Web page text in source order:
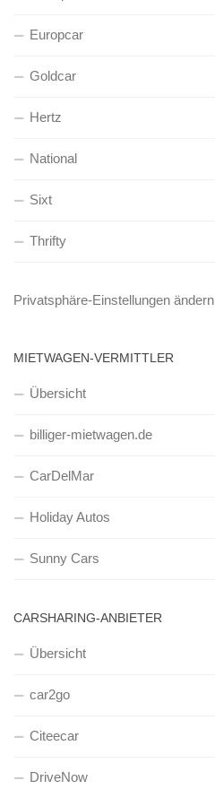
Europcar
Goldcar
Hertz
National
Sixt
Thrifty
Privatsphäre-Einstellungen ändern
MIETWAGEN-VERMITTLER
Übersicht
billiger-mietwagen.de
CarDelMar
Holiday Autos
Sunny Cars
CARSHARING-ANBIETER
Übersicht
car2go
Citeecar
DriveNow